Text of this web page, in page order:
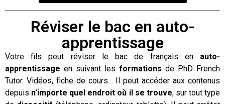
Réviser le bac en auto-
apprentissage
Votre fils peut réviser le bac de français en auto-
apprentissage en suivant les formations de PhD French
Tutor. Vidéos, fiche de cours… Il peut accéder aux contenus
depuis n’importe quel endroit où il se trouve, sur tout type